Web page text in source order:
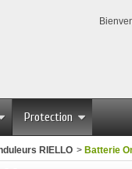
Protection
RIELLO > Batterie